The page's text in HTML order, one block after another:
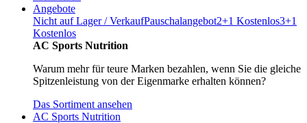
Angebote
Nicht auf Lager / VerkaufPauschalangebot2+1 Kostenlos3+1
Kostenlos
AC Sports Nutrition
Warum mehr für teure Marken bezahlen, wenn Sie die gleiche
Spitzenleistung von der Eigenmarke erhalten können?
Das Sortiment ansehen
AC Sports Nutrition